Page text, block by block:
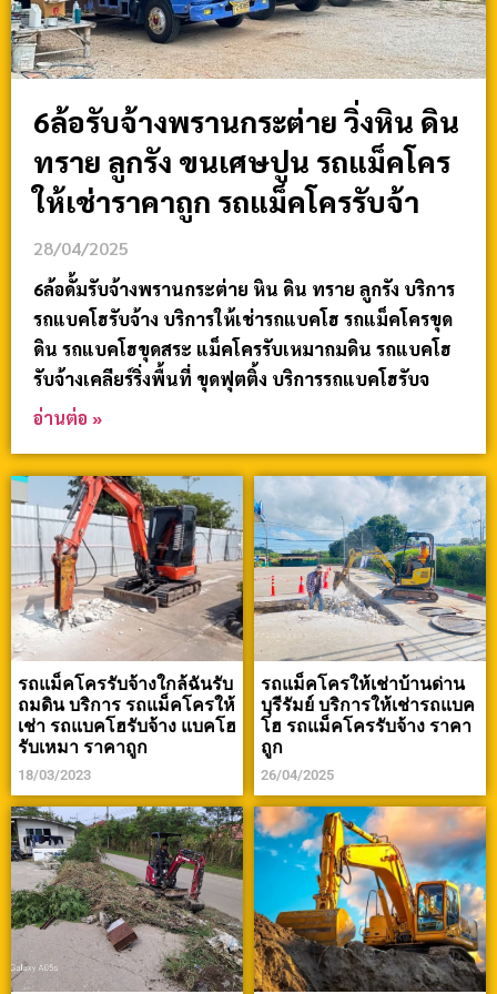
6ล้อรับจ้างพรานกระต่าย วิ่งหิน ดิน
ทราย ลูกรัง ขนเศษปูน รถแม็คโคร
ให้เช่าราคาถูก รถแม็คโครรับจ้า
28/04/2025
6ล้อดั้มรับจ้างพรานกระต่าย หิน ดิน ทราย ลูกรัง บริการ
รถแบคโฮรับจ้าง บริการให้เช่ารถแบคโฮ รถแม็คโครขุด
ดิน รถแบคโฮขุดสระ แม็คโครรับเหมาถมดิน รถแบคโฮ
รับจ้างเคลียร์ริ่งพื้นที่ ขุดฟุตติ้ง บริการรถแบคโฮรับจ
อ่านต่อ »
รถแม็คโครรับจ้างใกล้ฉันรับ
ถมดิน บริการ รถแม็คโครให้
เช่า รถแบคโฮรับจ้าง แบคโฮ
รับเหมา ราคาถูก
18/03/2023
รถแม็คโครให้เช่าบ้านด่าน
บุรีรัมย์ บริการให้เช่ารถแบค
โฮ รถแม็คโครรับจ้าง ราคา
ถูก
26/04/2025